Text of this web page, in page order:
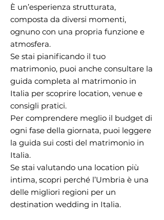
È un’esperienza strutturata,
composta da diversi momenti,
ognuno con una propria funzione e
atmosfera.
Se stai pianificando il tuo
matrimonio, puoi anche consultare la
guida completa al matrimonio in
Italia per scoprire location, venue e
consigli pratici.
Per comprendere meglio il budget di
ogni fase della giornata, puoi leggere
la guida sui costi del matrimonio in
Italia.
Se stai valutando una location più
intima, scopri perché l’Umbria è una
delle migliori regioni per un
destination wedding in Italia.